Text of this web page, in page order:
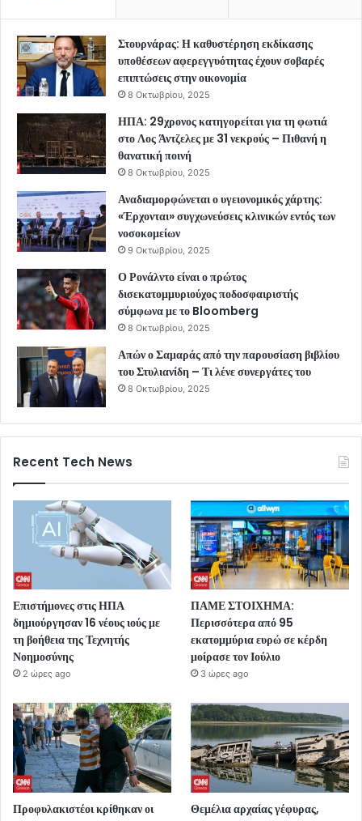
Στουρνάρας: Η καθυστέρηση εκδίκασης
υποθέσεων αφερεγγυότητας έχουν σοβαρές
επιπτώσεις στην οικονομία
8 Οκτωβρίου, 2025
ΗΠΑ: 29χρονος κατηγορείται για τη φωτιά
στο Λος Άντζελες με 31 νεκρούς – Πιθανή η
θανατική ποινή
8 Οκτωβρίου, 2025
Αναδιαμορφώνεται ο υγειονομικός χάρτης:
«Έρχονται» συγχωνεύσεις κλινικών εντός των
νοσοκομείων
9 Οκτωβρίου, 2025
Ο Ρονάλντο είναι ο πρώτος
δισεκατομμυριούχος ποδοσφαιριστής
σύμφωνα με το Bloomberg
8 Οκτωβρίου, 2025
Απών ο Σαμαράς από την παρουσίαση βιβλίου
του Στυλιανίδη – Τι λένε συνεργάτες του
8 Οκτωβρίου, 2025
Recent Tech News
Επιστήμονες στις ΗΠΑ
δημιούργησαν 16 νέους ιούς με
τη βοήθεια της Τεχνητής
Νοημοσύνης
2 ώρες ago
ΠΑΜΕ ΣΤΟΙΧΗΜΑ:
Περισσότερα από 95
εκατομμύρια ευρώ σε κέρδη
μοίρασε τον Ιούλιο
3 ώρες ago
Προφυλακιστέοι κρίθηκαν οι
Θεμέλια αρχαίας γέφυρας,